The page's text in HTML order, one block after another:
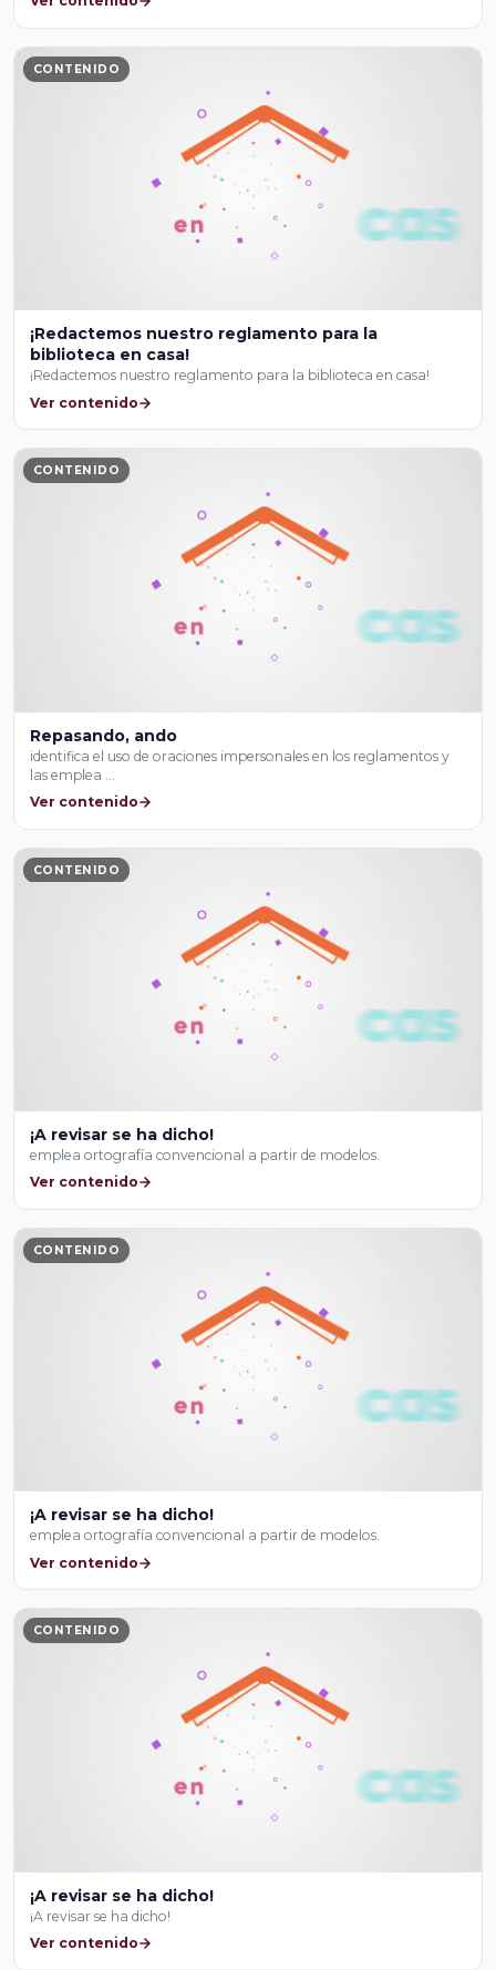
CONTENIDO
¡Redactemos nuestro reglamento para la
biblioteca en casa!
¡Redactemos nuestro reglamento para la biblioteca en casa!
Ver contenido
CONTENIDO
Repasando, ando
identifica el uso de oraciones impersonales en los reglamentos y
las emplea …
Ver contenido
CONTENIDO
¡A revisar se ha dicho!
emplea ortografía convencional a partir de modelos.
Ver contenido
CONTENIDO
¡A revisar se ha dicho!
emplea ortografía convencional a partir de modelos.
Ver contenido
CONTENIDO
¡A revisar se ha dicho!
¡A revisar se ha dicho!
Ver contenido